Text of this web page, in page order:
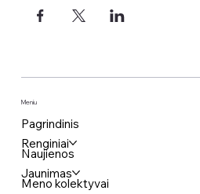
Meniu
Pagrindinis
Renginiai
Naujienos
Jaunimas
Meno kolektyvai